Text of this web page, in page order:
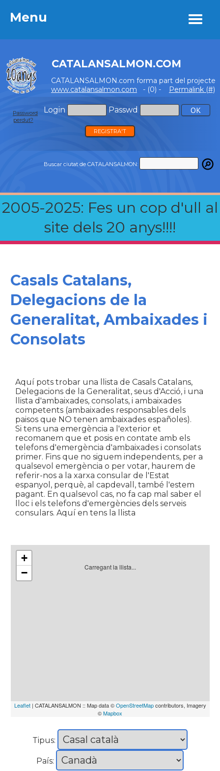
Menu
CATALANSALMON.COM
CATALANSALMON.com forma part del projecte
www.catalansalmon.com - (0) - Permalink (#)
Login Passwd
Password
perdut?
REGISTRA'T
Buscar ciutat de CATALANSALMON:
2005-2025: Fes un cop d'ull al
site dels 20 anys!!!!
Menu
Casals Catalans,
Delegacions de la
Generalitat, Ambaixades i
Consolats
Aquí pots trobar una llista de Casals Catalans,
Delegacions de la Generalitat, seus d'Acció, i una
llista d'ambaixades, consolats, i ambaixades
competents (ambaixades responsables dels
paisos que NO tenen ambaixades españoles).
Si tens una emergència a l'exterior et
recomanem que et posis en contate amb els
telefons d'emergència d'ambaixades i consolats
primer. Fins que no siguem independents, per a
qualsevol emergència o per votar, haurem de
referir-nos a la xarxa consular de l'Estat
espanyol, perquè, al capdevall, també l'estem
pagant. En qualsevol cas, no fa cap mal saber el
lloc i els telefons d'emergències dels serveis
consulars. Aquí en tens la llista
Carregant la llista...
+
−
Leaflet| CATALANSALMON :: Map data ©OpenStreetMapcontributors, Imagery
©Mapbox
Tipus:
País: